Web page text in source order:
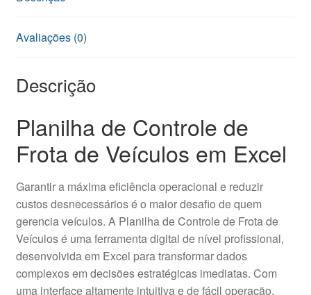
Avaliações (0)
Descrição
Planilha de Controle de
Frota de Veículos em Excel
Garantir a máxima eficiência operacional e reduzir
custos desnecessários é o maior desafio de quem
gerencia veículos. A Planilha de Controle de Frota de
Veículos é uma ferramenta digital de nível profissional,
desenvolvida em Excel para transformar dados
complexos em decisões estratégicas imediatas. Com
uma interface altamente intuitiva e de fácil operação,